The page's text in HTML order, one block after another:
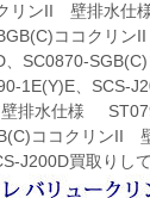
リンII 壁排水
ココクリ
、SC0870-
、SCS-
排水仕様
ココクリン
J200D買取りして